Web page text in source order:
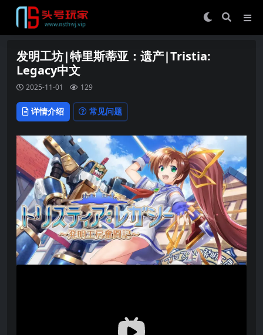
发明工坊|特里斯蒂亚：遗产|Tristia:
Legacy中文
2025-11-01 129
详情介绍 常见问题